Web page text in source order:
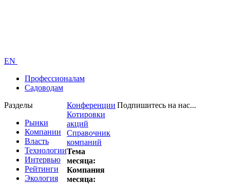
EN
Профессионалам
Садоводам
Разделы
Рынки
Компании
Власть
Технологии
Интервью
Рейтинги
Экология
Конференции
Котировки
акций
Справочник
компаний
Тема
месяца:
Компания
месяца:
Подпишитесь на нас...